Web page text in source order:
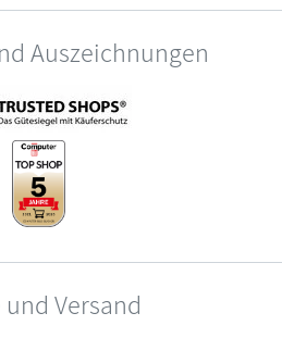
Auszeichnungen
und Versand